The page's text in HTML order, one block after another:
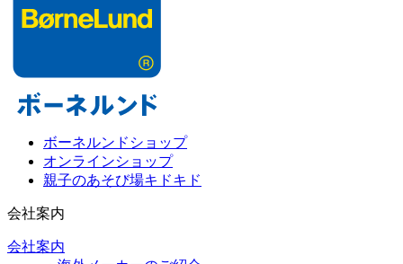
ボーネルンドショップ
オンラインショップ
親子のあそび場キドキド
会社案内
会社案内